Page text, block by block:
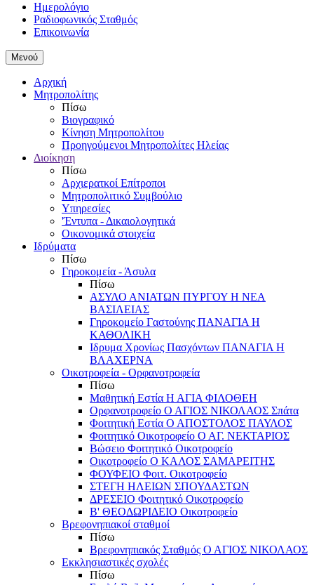
Ημερολόγιο
Ραδιοφωνικός Σταθμός
Επικοινωνία
Μενού
Αρχική
Μητροπολίτης
Πίσω
Βιογραφικό
Κίνηση Μητροπολίτου
Προηγούμενοι Μητροπολίτες Ηλείας
Διοίκηση
Πίσω
Αρχιερατκοί Επίτροποι
Μητροπολιτικό Συμβούλιο
Υπηρεσίες
'Έντυπα - Δικαιολογητικά
Οικονομικά στοιχεία
Ιδρύματα
Πίσω
Γηροκομεία - Άσυλα
Πίσω
ΑΣΥΛΟ ΑΝΙΑΤΩΝ ΠΥΡΓΟΥ Η ΝΕΑ
ΒΑΣΙΛΕΙΑΣ
Γηροκομείο Γαστούνης ΠΑΝΑΓΙΑ Η
ΚΑΘΟΛΙΚΗ
Ιδρυμα Χρονίως Πασχόντων ΠΑΝΑΓΙΑ Η
ΒΛΑΧΕΡΝΑ
Οικοτροφεία - Ορφανοτροφεία
Πίσω
Μαθητική Εστία Η ΑΓΙΑ ΦΙΛΟΘΕΗ
Ορφανοτροφείο Ο ΑΓΙΟΣ ΝΙΚΟΛΑΟΣ Σπάτα
Φοιτητική Εστία Ο ΑΠΟΣΤΟΛΟΣ ΠΑΥΛΟΣ
Φοιτητικό Οικοτροφείο Ο ΑΓ. ΝΕΚΤΑΡΙΟΣ
Βώσειο Φοιτητικό Οικοτροφείο
Οικοτροφείο Ο ΚΑΛΟΣ ΣΑΜΑΡΕΙΤΗΣ
ΦΟΥΦΕΙΟ Φοιτ. Οικοτροφείο
ΣΤΕΓΗ ΗΛΕΙΩΝ ΣΠΟΥΔΑΣΤΩΝ
ΔΡΕΣΕΙΟ Φοιτητικό Οικοτροφείο
Β' ΘΕΟΔΩΡΙΔΕΙΟ Οικοτροφείο
Βρεφονηπιακοί σταθμοί
Πίσω
Βρεφονηπιακός Σταθμός Ο ΑΓΙΟΣ ΝΙΚΟΛΑΟΣ
Εκκλησιαστικές σχολές
Πίσω